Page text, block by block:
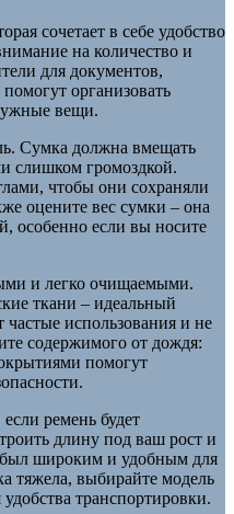
сочетает в себе удобство
на количество и
для документов,
организовать
вещи.
Сумка должна вмещать
слишком громоздкой.
чтобы они сохраняли
оцените вес сумки – она
особенно если вы носите
и легко очищаемыми.
ткани – идеальный
использования и не
содержимого от дождя:
помогут
ремень будет
длину под ваш рост и
широким и удобным для
тяжела, выбирайте модель
транспортировки.